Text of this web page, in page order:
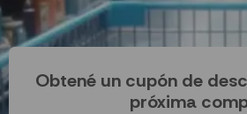
Obtené un cupón de
próxima